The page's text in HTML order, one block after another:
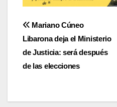
Navegación
de
entradas
Mariano Cúneo
Libarona deja el Ministerio
de Justicia: será después
de las elecciones